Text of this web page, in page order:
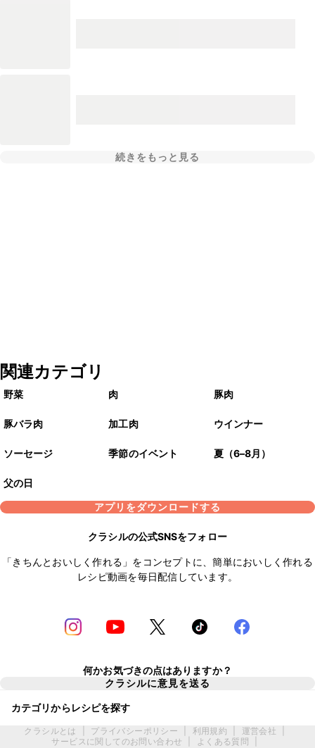
続きをもっと見る
関連カテゴリ
野菜 肉 豚肉
豚バラ肉 加工肉 ウインナー
ソーセージ 季節のイベント 夏（6–8月）
父の日
アプリをダウンロードする
クラシルの公式SNSをフォロー
「きちんとおいしく作れる」をコンセプトに、簡単においしく作れる
レシピ動画を毎日配信しています。
何かお気づきの点はありますか？
クラシルに意見を送る
カテゴリからレシピを探す
クラシルとは プライバシーポリシー 利用規約 運営会社
サービスに関してのお問い合わせ
よくある質問